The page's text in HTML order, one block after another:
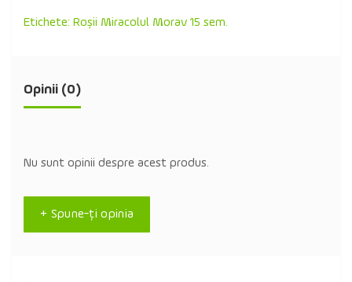
Etichete: Roșii Miracolul Morav 15 sem.
Opinii (0)
Nu sunt opinii despre acest produs.
+ Spune-ţi opinia